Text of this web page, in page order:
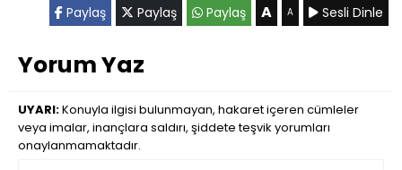
Paylaş Paylaş Paylaş A A Sesli Dinle
Yorum Yaz
UYARI:Konuyla ilgisi bulunmayan, hakaret içeren cümleler
veya imalar, inançlara saldırı, şiddete teşvik yorumları
onaylanmamaktadır.